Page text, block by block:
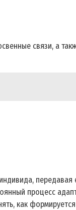
связи, а
передавая
процесс
как